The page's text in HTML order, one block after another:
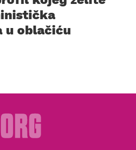
u oblačiću